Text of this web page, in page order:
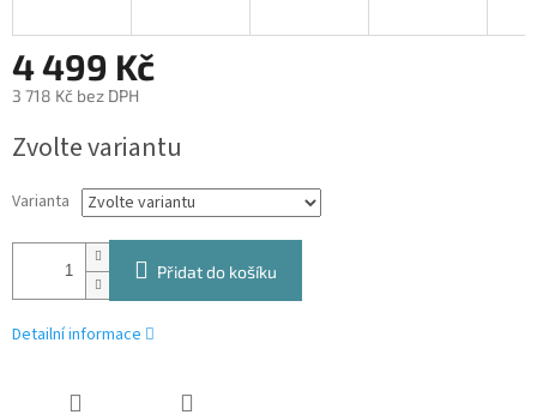
4 499 Kč
3 718 Kč bez DPH
cena:
Zvolte variantu
Varianta
Přidat do košíku
Detailní informace